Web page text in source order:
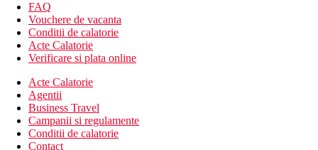
FAQ
Vouchere de vacanta
Conditii de calatorie
Acte Calatorie
Verificare si plata online
Acte Calatorie
Agentii
Business Travel
Campanii si regulamente
Conditii de calatorie
Contact